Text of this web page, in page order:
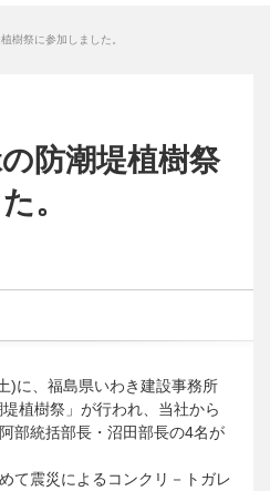
樹祭に参加しました。
防潮堤植樹祭
。
に、福島県いわき建設事務所
植樹祭」が行われ、当社から
部統括部長・沼田部長の4名が
て震災によるコンクリ－トガレ